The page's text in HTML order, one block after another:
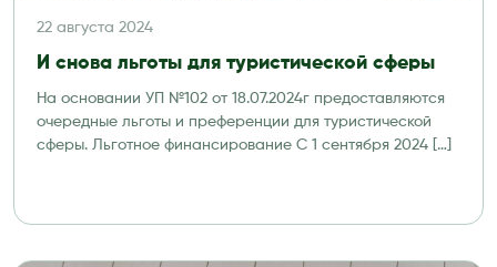
22 августа 2024
И снова льготы для туристической сферы
На основании УП №102 от 18.07.2024г предоставляются
очередные льготы и преференции для туристической
сферы. Льготное финансирование С 1 сентября 2024 […]